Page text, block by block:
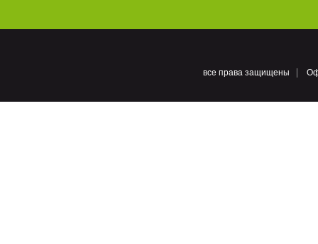
все права защищены